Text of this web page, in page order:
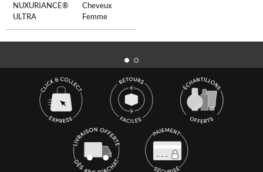
NUXURIANCE®
ULTRA
Cheveux
Femme